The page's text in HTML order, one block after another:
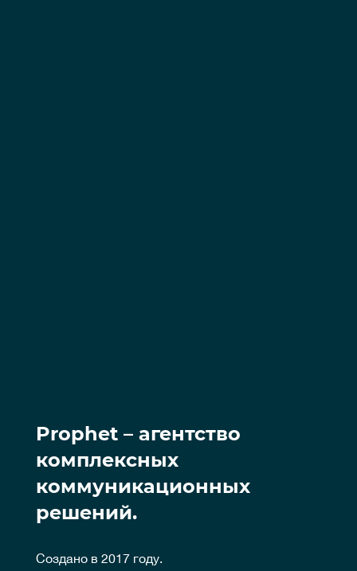
Prophet – агентство
комплексных
коммуникационных
решений.
Создано в 2017 году.